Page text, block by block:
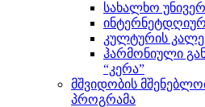
სახალხო
კულტურის
ჰარმონიული
“კერა”
მშვიდობის
პროგრამა